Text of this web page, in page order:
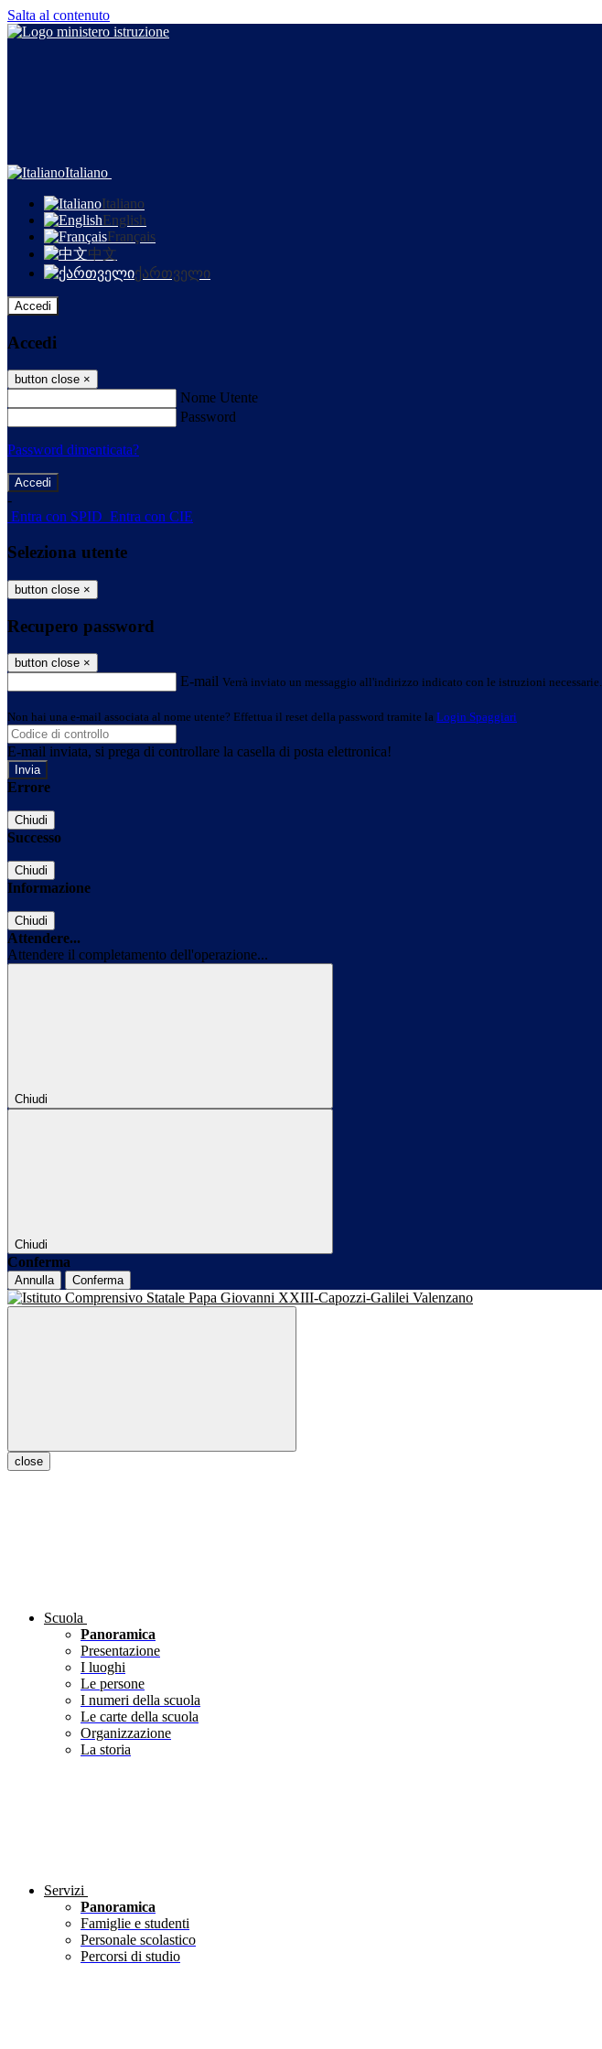
Salta al contenuto
Italiano
Italiano
English
Français
中文
ქართველი
Accedi
Accedi
button close ×
Nome Utente
Password
Password dimenticata?
-
Entra con SPID Entra con CIE
Seleziona utente
button close ×
Recupero password
button close ×
E-mail Verrà inviato un messaggio all'indirizzo indicato con le istruzioni necessarie.
Non hai una e-mail associata al nome utente? Effettua il reset della password tramite la Login Spaggiari
E-mail inviata, si prega di controllare la casella di posta elettronica!
Errore
Chiudi
Successo
Chiudi
Informazione
Chiudi
Attendere...
Attendere il completamento dell'operazione...
Chiudi
Chiudi
Conferma
Annulla Conferma
close
Scuola
Panoramica
Presentazione
I luoghi
Le persone
I numeri della scuola
Le carte della scuola
Organizzazione
La storia
Servizi
Panoramica
Famiglie e studenti
Personale scolastico
Percorsi di studio